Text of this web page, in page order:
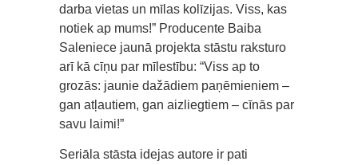
darba vietas un mīlas kolīzijas. Viss, kas
notiek ap mums!” Producente Baiba
Saleniece jaunā projekta stāstu raksturo
arī kā cīņu par mīlestību: “Viss ap to
grozās: jaunie dažādiem paņēmieniem –
gan atļautiem, gan aizliegtiem – cīnās par
savu laimi!”
Seriāla stāsta idejas autore ir pati